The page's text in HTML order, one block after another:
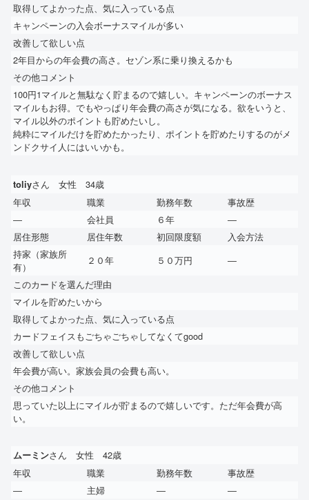
取得してよかった点、気に入っている点
キャンペーンの入会ボーナスマイルが多い
改善して欲しい点
2年目からの年会費の高さ。セゾン系に乗り換えるかも
その他コメント
100円1マイルと無駄なく貯まるので嬉しい。キャンペーンのボーナス
マイルもお得。でもやっぱり年会費の高さが気になる。欲をいうと、
マイル以外のポイントも貯めたいし。
純粋にマイルだけを貯めたかったり、ポイントを貯めたりするのがメ
ンドクサイ人にはいいかも。
toliyさん 女性 34歳
年収
職業 勤務年数
事故歴
―
会社員 ６年
―
居住形態
居住年数 初回限度額
入会方法
持家（家族所
有）
２０年 ５０万円
―
このカードを選んだ理由
マイルを貯めたいから
取得してよかった点、気に入っている点
カードフェイスもごちゃごちゃしてなくてgood
改善して欲しい点
年会費が高い。家族会員の会費も高い。
その他コメント
思っていた以上にマイルが貯まるので嬉しいです。ただ年会費が高
い。
ムーミンさん 女性 42歳
年収
職業 勤務年数
事故歴
―
主婦 ―
―